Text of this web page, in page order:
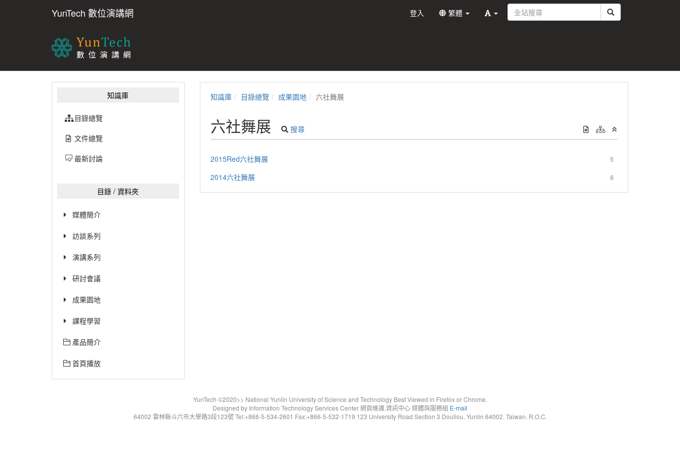
YunTech 數位演講網 登入 繁體
知識庫
目錄總覽
文件總覽
最新討論
目錄 / 資料夾
媒體簡介
訪談系列
演講系列
研討會議
成果園地
課程學習
產品簡介
首頁播放
知識庫 目錄總覽 成果園地 六社舞展
六社舞展 搜尋
5
2015Red六社舞展
6
2014六社舞展
YunTech ©2020>> National Yunlin University of Science and Technology Best Viewed in Firefox or Chrome.
Designed by Information Technology Services Center 網頁維護.資訊中心 媒體與服務組 E-mail
64002 雲林縣斗六市大學路3段123號 Tel:+866-5-534-2601 Fax:+866-5-532-1719 123 University Road Section 3 Douliou. Yunlin 64002. Taiwan. R.O.C.